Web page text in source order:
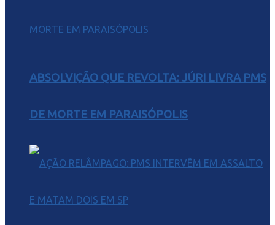
ABSOLVIÇÃO QUE REVOLTA: JÚRI LIVRA PMS
DE MORTE EM PARAISÓPOLIS